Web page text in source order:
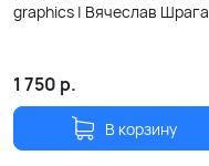
graphics | Вячеслав Шрага
1 750 р.
В корзину